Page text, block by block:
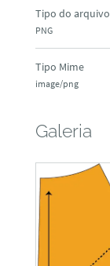
Tipo do arquivo
PNG
Tipo Mime
image/png
Galeria